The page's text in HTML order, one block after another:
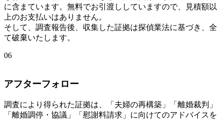
に含まています。無料でお引渡ししていますので、見積額以
上のお支払いはありません。
そして、調査報告後、収集した証拠は探偵業法に基づき、全
て破棄いたします。
06
アフターフォロー
調査により得られた証拠は、「夫婦の再構築」「離婚裁判」
「離婚調停・協議」「慰謝料請求」に向けてのアドバイスを